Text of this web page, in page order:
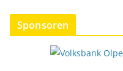
Sponsoren